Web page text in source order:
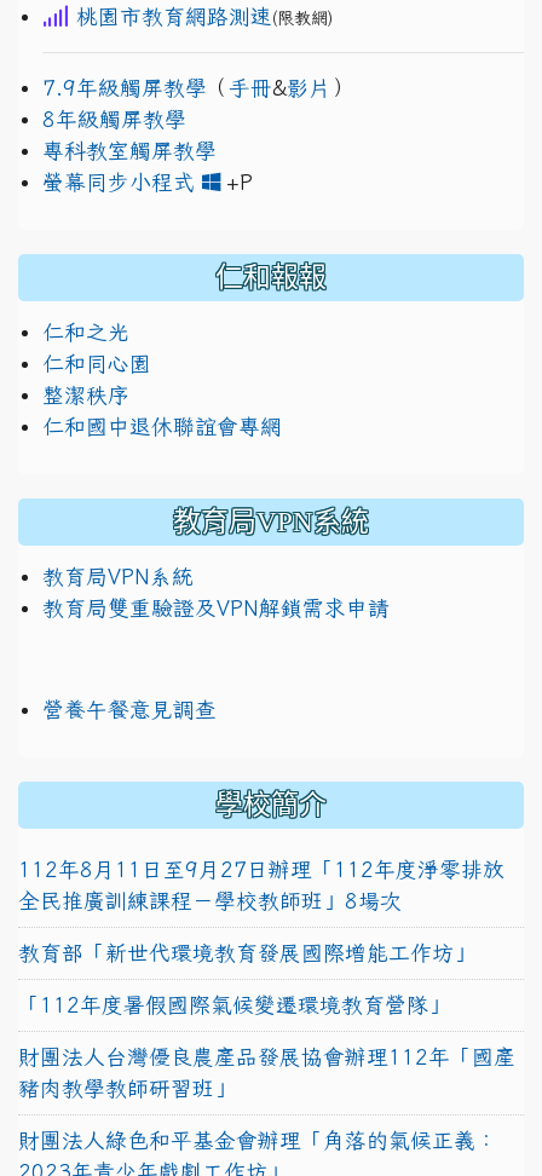
桃園市教育網路測速 (限教網)
7.9年級觸屏教學 （ 手冊&影片 ）
8年級觸屏教學
專科教室觸屏教學
螢幕同步小程式
+P
仁和報報
仁和之光
仁和同心園
整潔秩序
仁和國中退休聯誼會專網
教育局VPN系統
教育局VPN系統
教育局雙重驗證及VPN解鎖需求申請
營養午餐意見調查
學校簡介
112年8月11日至9月27日辦理「112年度淨零排放
全民推廣訓練課程－學校教師班」8場次
教育部「新世代環境教育發展國際增能工作坊」
「112年度暑假國際氣候變遷環境教育營隊」
財團法人台灣優良農產品發展協會辦理112年「國產
豬肉教學教師研習班」
財團法人綠色和平基金會辦理「角落的氣候正義：
2023年青少年戲劇工作坊」